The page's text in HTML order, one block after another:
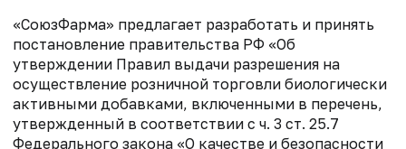
«СоюзФарма» предлагает разработать и принять
постановление правительства РФ «Об
утверждении Правил выдачи разрешения на
осуществление розничной торговли биологически
активными добавками, включенными в перечень,
утвержденный в соответствии с ч. 3 ст. 25.7
Федерального закона «О качестве и безопасности